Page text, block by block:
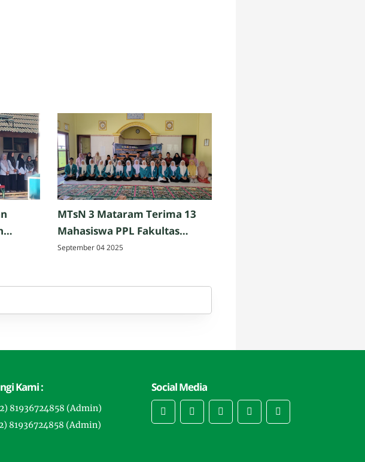
MTsN 3 Mataram Terima 13
Mahasiswa PPL Fakultas
Tarbiyah dan Keguruan UIN
September 04 2025
Kami :
81936724858 (Admin)
81936724858 (Admin)
Social Media